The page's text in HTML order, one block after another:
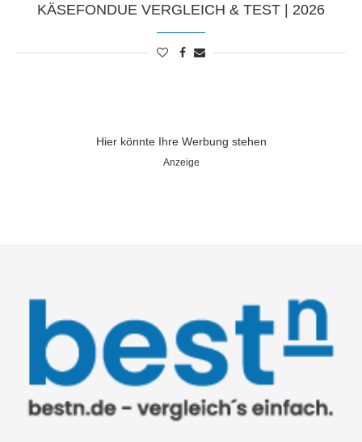
KÄSEFONDUE VERGLEICH & TEST | 2026
Hier könnte Ihre Werbung stehen
Anzeige